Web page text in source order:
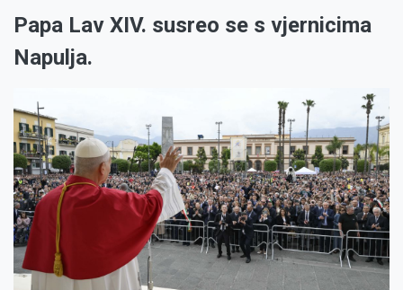
Papa Lav XIV. susreo se s vjernicima
Napulja.